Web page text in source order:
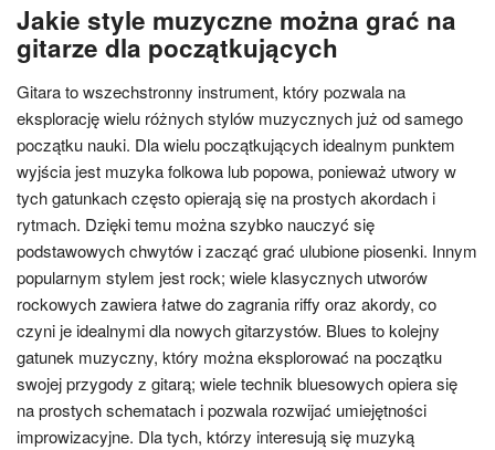
Jakie style muzyczne można grać na
gitarze dla początkujących
Gitara to wszechstronny instrument, który pozwala na
eksplorację wielu różnych stylów muzycznych już od samego
początku nauki. Dla wielu początkujących idealnym punktem
wyjścia jest muzyka folkowa lub popowa, ponieważ utwory w
tych gatunkach często opierają się na prostych akordach i
rytmach. Dzięki temu można szybko nauczyć się
podstawowych chwytów i zacząć grać ulubione piosenki. Innym
popularnym stylem jest rock; wiele klasycznych utworów
rockowych zawiera łatwe do zagrania riffy oraz akordy, co
czyni je idealnymi dla nowych gitarzystów. Blues to kolejny
gatunek muzyczny, który można eksplorować na początku
swojej przygody z gitarą; wiele technik bluesowych opiera się
na prostych schematach i pozwala rozwijać umiejętności
improwizacyjne. Dla tych, którzy interesują się muzyką